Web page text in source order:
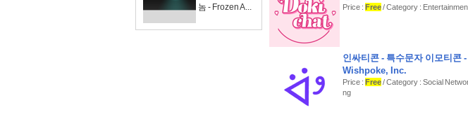
놈 - Frozen A...
Price : Free/ Category :
인싸티콘 - 특수문자 이모티콘 -
Wishpoke, Inc.
Price : Free/ Category : Social
ng